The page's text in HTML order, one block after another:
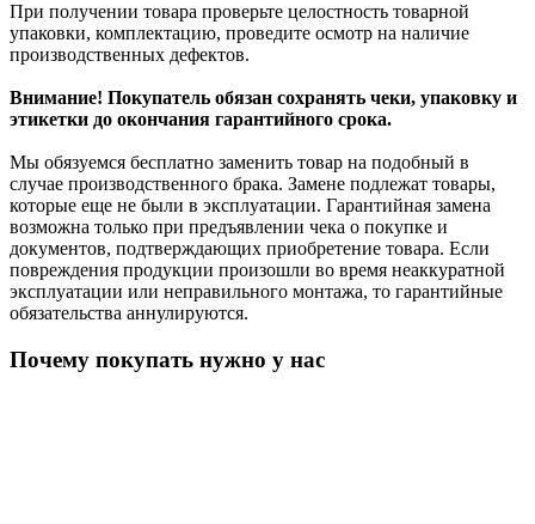
При получении товара проверьте целостность товарной
упаковки, комплектацию, проведите осмотр на наличие
производственных дефектов.
Внимание! Покупатель обязан сохранять чеки, упаковку и
этикетки до окончания гарантийного срока.
Мы обязуемся бесплатно заменить товар на подобный в
случае производственного брака. Замене подлежат товары,
которые еще не были в эксплуатации. Гарантийная замена
возможна только при предъявлении чека о покупке и
документов, подтверждающих приобретение товара. Если
повреждения продукции произошли во время неаккуратной
эксплуатации или неправильного монтажа, то гарантийные
обязательства аннулируются.
Почему покупать нужно у нас